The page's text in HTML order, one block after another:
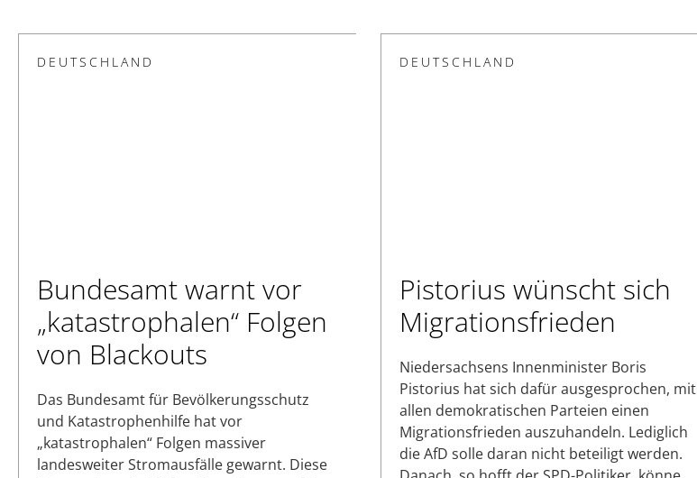
DEUTSCHLAND
Bundesamt warnt vor
„katastrophalen“ Folgen
von Blackouts
Das Bundesamt für Bevölkerungsschutz
und Katastrophenhilfe hat vor
„katastrophalen“ Folgen massiver
landesweiter Stromausfälle gewarnt. Diese
DEUTSCHLAND
Pistorius wünscht sich
Migrationsfrieden
Niedersachsens Innenminister Boris
Pistorius hat sich dafür ausgesprochen, mit
allen demokratischen Parteien einen
Migrationsfrieden auszuhandeln. Lediglich
die AfD solle daran nicht beteiligt werden.